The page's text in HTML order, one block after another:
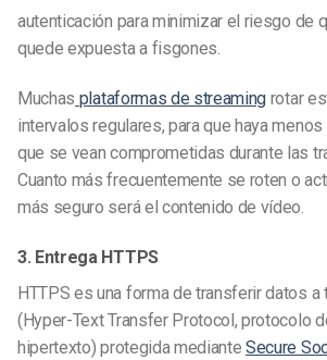
autenticación para minimizar el riesgo de
quede expuesta a fisgones.
Muchas plataformas de streaming rotar
intervalos regulares, para que haya
que se vean comprometidas durante las
Cuanto más frecuentemente se roten o
más seguro será el contenido de vídeo.
3. Entrega HTTPS
HTTPS es una forma de transferir datos a
(Hyper-Text Transfer Protocol, protocolo
hipertexto) protegida medianteSecure